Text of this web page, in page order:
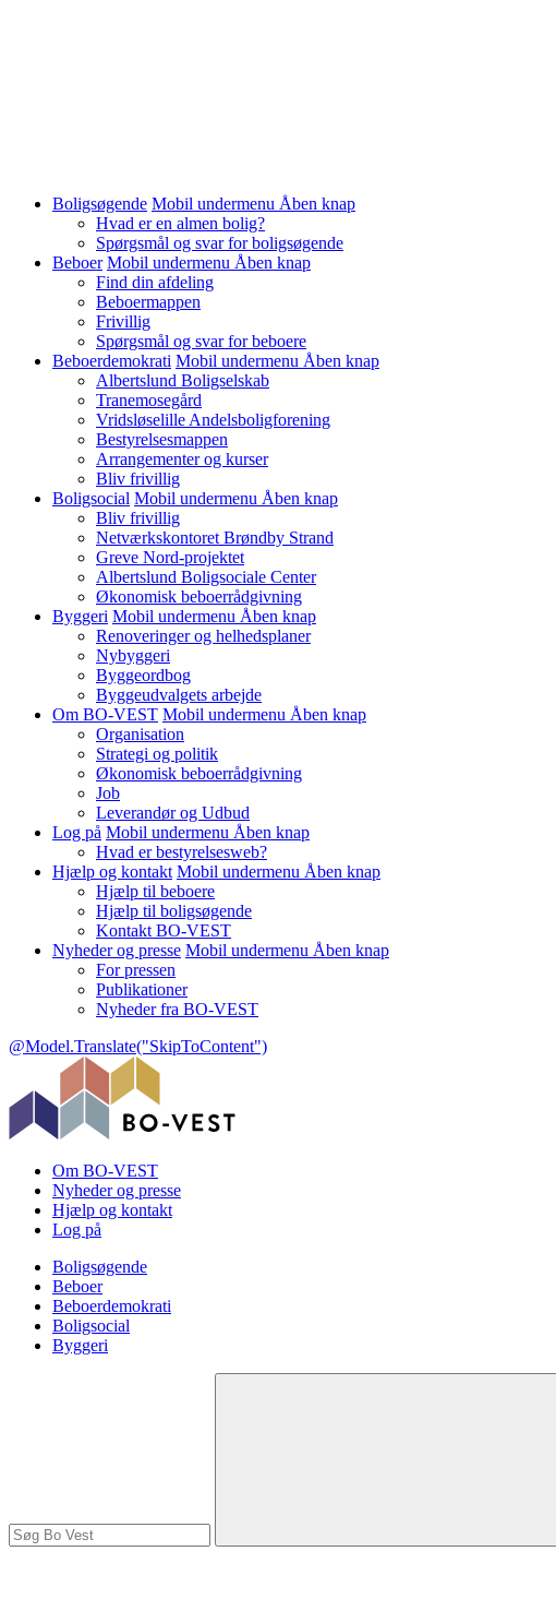
Boligsøgende Mobil undermenu Åben knap
Hvad er en almen bolig?
Spørgsmål og svar for boligsøgende
Beboer Mobil undermenu Åben knap
Find din afdeling
Beboermappen
Frivillig
Spørgsmål og svar for beboere
Beboerdemokrati Mobil undermenu Åben knap
Albertslund Boligselskab
Tranemosegård
Vridsløselille Andelsboligforening
Bestyrelsesmappen
Arrangementer og kurser
Bliv frivillig
Boligsocial Mobil undermenu Åben knap
Bliv frivillig
Netværkskontoret Brøndby Strand
Greve Nord-projektet
Albertslund Boligsociale Center
Økonomisk beboerrådgivning
Byggeri Mobil undermenu Åben knap
Renoveringer og helhedsplaner
Nybyggeri
Byggeordbog
Byggeudvalgets arbejde
Om BO-VEST Mobil undermenu Åben knap
Organisation
Strategi og politik
Økonomisk beboerrådgivning
Job
Leverandør og Udbud
Log på Mobil undermenu Åben knap
Hvad er bestyrelsesweb?
Hjælp og kontakt Mobil undermenu Åben knap
Hjælp til beboere
Hjælp til boligsøgende
Kontakt BO-VEST
Nyheder og presse Mobil undermenu Åben knap
For pressen
Publikationer
Nyheder fra BO-VEST
@Model.Translate("SkipToContent")
Om BO-VEST
Nyheder og presse
Hjælp og kontakt
Log på
Boligsøgende
Beboer
Beboerdemokrati
Boligsocial
Byggeri